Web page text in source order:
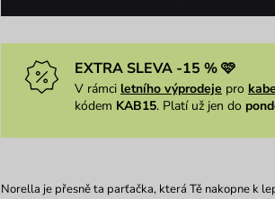
EXTRA SLEVA -15 % 🩷
V rámci letního výprodeje pro
kódem KAB15. Platí už jen do
Norella je přesně ta parťačka, která Tě nakopne k